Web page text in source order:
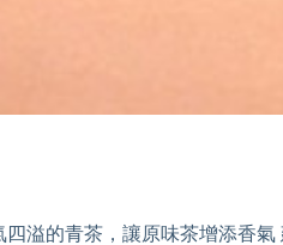
溢的青茶，讓原味茶增添香